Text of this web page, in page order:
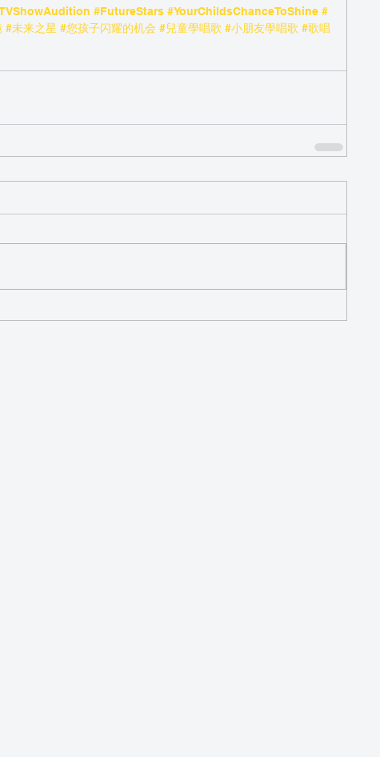
#FutureStars #YourChildsChanceToShine #
#未来之星 #您孩子闪耀的机会 #兒童學唱歌 #小朋友學唱歌 #歌唱